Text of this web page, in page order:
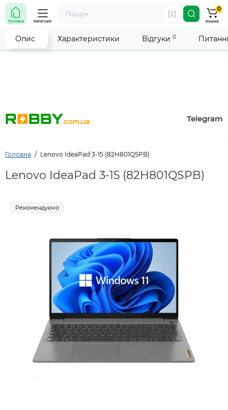
Увага! Роботу магазину тимчасово припинено. Ми
робимо все можливе, щоб відновити прийом
замовлень якнайшвидше.
Telegram
Головна Категорії
0
Кошик
Головна Lenovo IdeaPad 3-15 (82H801QSPB)
Lenovo IdeaPad 3-15 (82H801QSPB)
Рекомендуємо
Опис Характеристики Відгуки 0